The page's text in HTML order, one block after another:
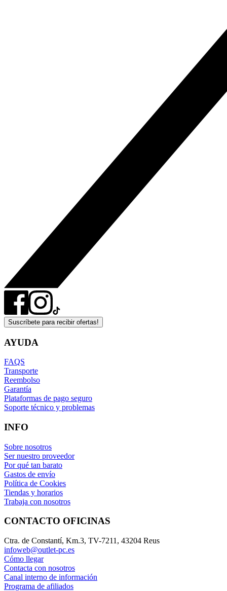
Suscríbete para recibir ofertas!
AYUDA
FAQS
Transporte
Reembolso
Garantía
Plataformas de pago seguro
Soporte técnico y problemas
INFO
Sobre nosotros
Ser nuestro proveedor
Por qué tan barato
Gastos de envío
Política de Cookies
Tiendas y horarios
Trabaja con nosotros
CONTACTO OFICINAS
Ctra. de Constantí, Km.3, TV-7211, 43204 Reus
infoweb@outlet-pc.es
Cómo llegar
Contacta con nosotros
Canal interno de información
Programa de afiliados